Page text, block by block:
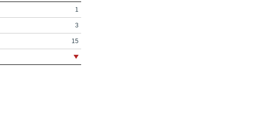
1
3
15
19